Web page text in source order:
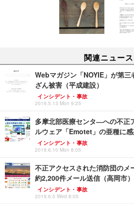
関連ニュース
Webマガジン「NOYIE」が第
ざん被害（平成建設）
インシデント・事故
2019.5.13 Mon 9:25
多摩北部医療センタ―への不正
ルウェア「Emotet」の亜種に感
インシデント・事故
2019.6.10 Mon 8:05
不正アクセスされた消防団のメ
約2,200件メール送信（高岡市）
インシデント・事故
2019.6.5 Wed 8:05